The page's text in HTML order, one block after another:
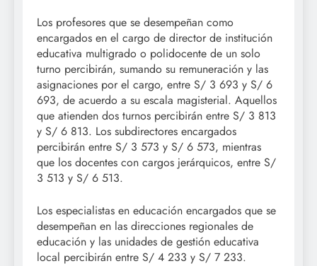
Los profesores que se desempeñan como
encargados en el cargo de director de institución
educativa multigrado o polidocente de un solo
turno percibirán, sumando su remuneración y las
asignaciones por el cargo, entre S/ 3 693 y S/ 6
693, de acuerdo a su escala magisterial. Aquellos
que atienden dos turnos percibirán entre S/ 3 813
y S/ 6 813. Los subdirectores encargados
percibirán entre S/ 3 573 y S/ 6 573, mientras
que los docentes con cargos jerárquicos, entre S/
3 513 y S/ 6 513.
Los especialistas en educación encargados que se
desempeñan en las direcciones regionales de
educación y las unidades de gestión educativa
local percibirán entre S/ 4 233 y S/ 7 233.